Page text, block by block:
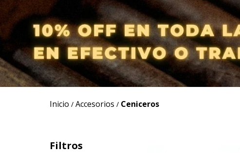
Inicio / Accesorios / Ceniceros
Filtros